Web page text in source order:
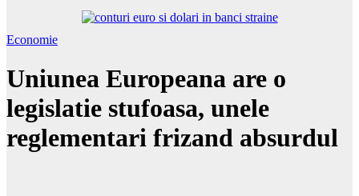
Economie
Uniunea Europeana are o
legislatie stufoasa, unele
reglementari frizand absurdul